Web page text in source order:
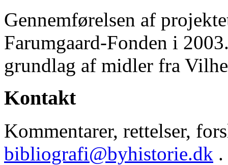
Gennemførelsen af
Farumgaard-Fonden i
grundlag af midler fra
Kontakt
Kommentarer, rettelser,
bibliografi@byhistorie.dk .